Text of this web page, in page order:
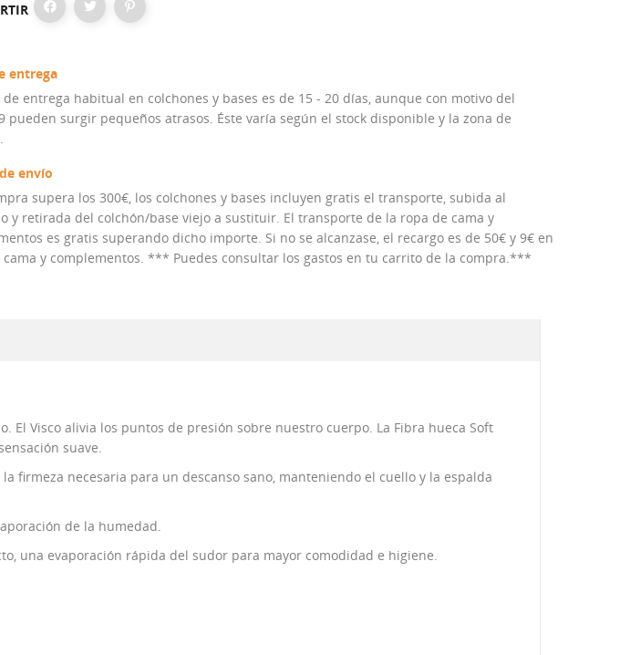
entrega
de entrega habitual en colchones y bases es de 15 - 20 días, aunque con motivo del
pueden surgir pequeños atrasos. Éste varía según el stock disponible y la zona de
envío
supera los 300€, los colchones y bases incluyen gratis el transporte, subida al
y retirada del colchón/base viejo a sustituir. El transporte de la ropa de cama y
es gratis superando dicho importe. Si no se alcanzase, el recargo es de 50€ y 9€ en
cama y complementos. *** Puedes consultar los gastos en tu carrito de la compra.***
El Visco alivia los puntos de presión sobre nuestro cuerpo. La Fibra hueca Soft
suave.
la firmeza necesaria para un descanso sano, manteniendo el cuello y la espalda
de la humedad.
una evaporación rápida del sudor para mayor comodidad e higiene.